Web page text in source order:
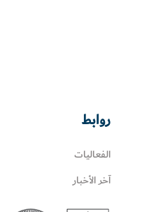
روابط
الفعاليات
آخر الأخبار